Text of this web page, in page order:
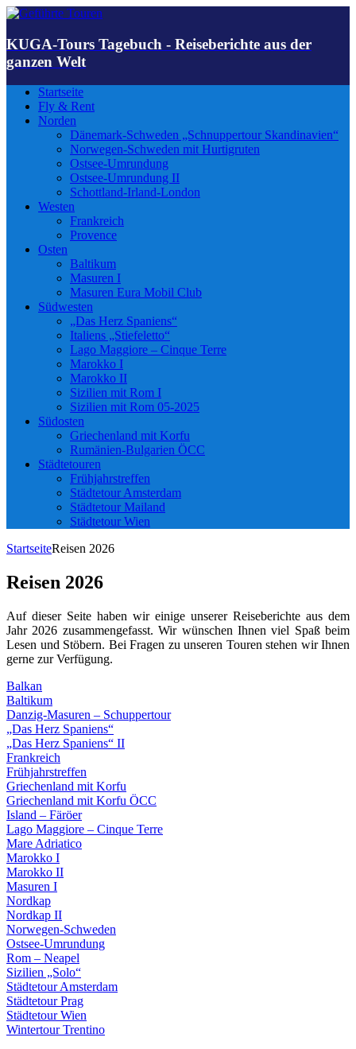
KUGA-Tours Tagebuch - Reiseberichte aus der
ganzen Welt
Startseite
Fly & Rent
Norden
Dänemark-Schweden „Schnuppertour Skandinavien“
Norwegen-Schweden mit Hurtigruten
Ostsee-Umrundung
Ostsee-Umrundung II
Schottland-Irland-London
Westen
Frankreich
Provence
Osten
Baltikum
Masuren I
Masuren Eura Mobil Club
Südwesten
„Das Herz Spaniens“
Italiens „Stiefeletto“
Lago Maggiore – Cinque Terre
Marokko I
Marokko II
Sizilien mit Rom I
Sizilien mit Rom 05-2025
Südosten
Griechenland mit Korfu
Rumänien-Bulgarien ÖCC
Städtetouren
Frühjahrstreffen
Städtetour Amsterdam
Städtetour Mailand
Städtetour Wien
StartseiteReisen 2026
Reisen 2026
Auf dieser Seite haben wir einige unserer Reiseberichte aus dem
Jahr 2026 zusammengefasst. Wir wünschen Ihnen viel Spaß beim
Lesen und Stöbern. Bei Fragen zu unseren Touren stehen wir Ihnen
gerne zur Verfügung.
Balkan
Baltikum
Danzig-Masuren – Schuppertour
„Das Herz Spaniens“
„Das Herz Spaniens“ II
Frankreich
Frühjahrstreffen
Griechenland mit Korfu
Griechenland mit Korfu ÖCC
Island – Färöer
Lago Maggiore – Cinque Terre
Mare Adriatico
Marokko I
Marokko II
Masuren I
Nordkap
Nordkap II
Norwegen-Schweden
Ostsee-Umrundung
Rom – Neapel
Sizilien „Solo“
Städtetour Amsterdam
Städtetour Prag
Städtetour Wien
Wintertour Trentino